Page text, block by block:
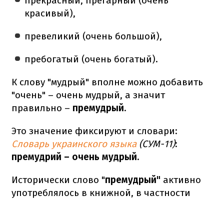
красивый),
превеликий (очень большой),
пребогатый (очень богатый).
К слову "мудрый" вполне можно добавить
"очень" – очень мудрый, а значит
правильно – премудрый.
Это значение фиксируют и словари:
Словарь украинского языка(СУМ-11):
премудрий – очень мудрый.
Исторически слово "премудрый" активно
употреблялось в книжной, в частности